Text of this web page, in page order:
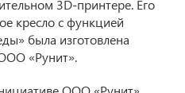
3D-принтере. Его
кресло с функцией
была изготовлена
«Рунит».